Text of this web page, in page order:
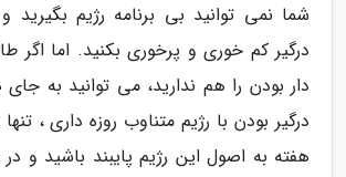
شما نمی توانید بی برنامه رژیم بگیرید
درگیر کم خوری و پرخوری بکنید. اما اگر
دار بودن را هم ندارید، می توانید به
درگیر بودن با رژیم متناوب روزه داری ،
هفته به اصول این رژیم پایبند باشید و